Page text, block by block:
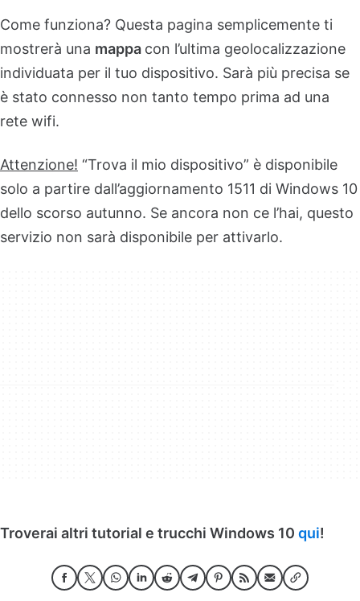
Come funziona? Questa pagina semplicemente ti
mostrerà una mappa con l’ultima geolocalizzazione
individuata per il tuo dispositivo. Sarà più precisa se
è stato connesso non tanto tempo prima ad una
rete wifi.
Attenzione! “Trova il mio dispositivo” è disponibile
solo a partire dall’aggiornamento 1511 di Windows 10
dello scorso autunno. Se ancora non ce l’hai, questo
servizio non sarà disponibile per attivarlo.
Troverai altri tutorial e trucchi Windows 10 qui!